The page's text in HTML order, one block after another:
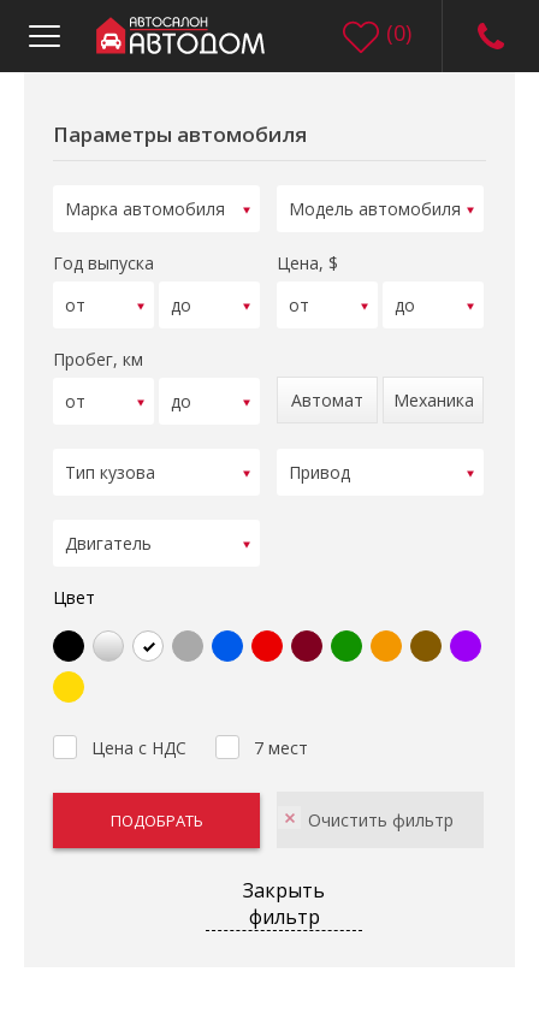
(0)
Параметры автомобиля
Год выпуска Цена, $
Пробег, км
Автомат
Механика
Цвет
Цена с НДС 7 мест
Закрыть
фильтр